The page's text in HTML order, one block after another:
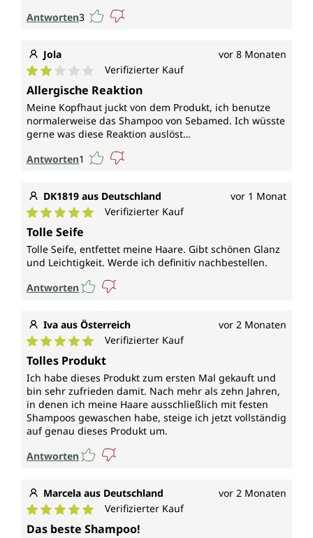
Antworten3
Jola vor 8 Monaten
Durchschnittliche Bewertung von 2 von 5 Sternen
Verifizierter Kauf
Allergische Reaktion
Meine Kopfhaut juckt von dem Produkt, ich benutze
normalerweise das Shampoo von Sebamed. Ich wüsste
gerne was diese Reaktion auslöst…
Antworten1
DK1819 aus Deutschland vor 1 Monat
Durchschnittliche Bewertung von 5 von 5 Sternen
Verifizierter Kauf
Tolle Seife
Tolle Seife, entfettet meine Haare. Gibt schönen Glanz
und Leichtigkeit. Werde ich definitiv nachbestellen.
Antworten
Iva aus Österreich vor 2 Monaten
Durchschnittliche Bewertung von 5 von 5 Sternen
Verifizierter Kauf
Tolles Produkt
Ich habe dieses Produkt zum ersten Mal gekauft und
bin sehr zufrieden damit. Nach mehr als zehn Jahren,
in denen ich meine Haare ausschließlich mit festen
Shampoos gewaschen habe, steige ich jetzt vollständig
auf genau dieses Produkt um.
Antworten
Marcela aus Deutschland vor 2 Monaten
Durchschnittliche Bewertung von 5 von 5 Sternen
Verifizierter Kauf
Das beste Shampoo!